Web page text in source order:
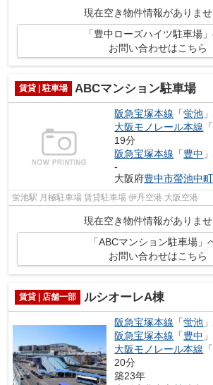
現在空き物件情報がありませ
「豊中ローズハイツ駐車場
お問い合わせはこちら
賃貸 | 駐車場 ABCマンション駐車場
阪急宝塚本線 「蛍池
大阪モノレール本線 「
19分
阪急宝塚本線 「豊中
-
大阪府豊中市螢池中町
蛍池駅 月極駐車場 賃貸駐車場 伊丹空港 大阪空港
現在空き物件情報がありませ
「ABCマンション駐車場」
お問い合わせはこちら
賃貸 | 店舗一部 ルシオーレA棟
阪急宝塚本線 「蛍池
阪急宝塚本線 「豊中
大阪モノレール本線 「
20分
築23年